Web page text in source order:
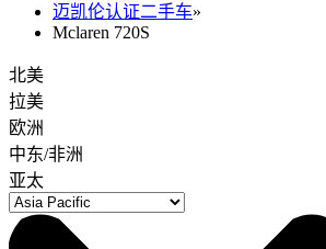
迈凯伦认证二手车»
Mclaren 720S
北美
拉美
欧洲
中东/非洲
亚太